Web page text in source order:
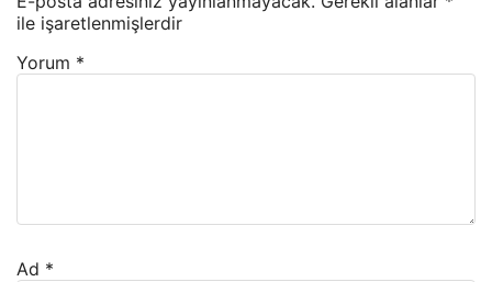
ile işaretlenmişlerdir
Yorum *
Ad *